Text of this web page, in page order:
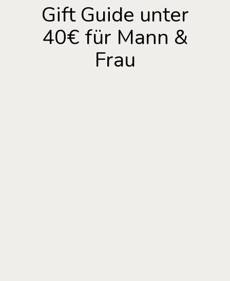
Gift Guide unter
40€ für Mann &
Frau